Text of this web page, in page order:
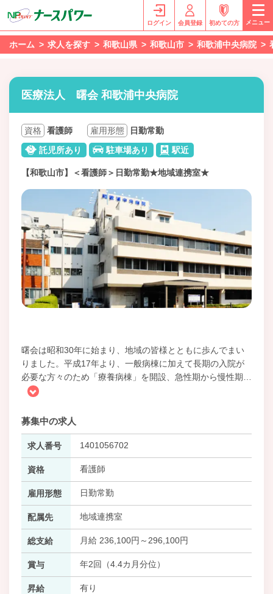
ログイン 会員登録 初めての方 メニュー
ホーム 求人を探す 和歌山県 和歌山市 和歌浦中央病院
医療法人 曙会 和歌浦中央病院
資格 看護師 雇用形態
日勤常勤
託児所あり
駐車場あり 駅近
【和歌山市】＜看護師＞日勤常勤★地域連携室★
曙会は昭和30年に始まり、地域の皆様とともに歩んでまい
りました。平成17年より、一般病棟に加えて長期の入院が
必要な方々のため「療養病棟」を開設、急性期から慢性期
募集中の求人
求人番号 1401056702
資格 看護師
雇用形態 日勤常勤
配属先 地域連携室
総支給 月給 236,100円～296,100円
賞与 年2回（4.4カ月分位）
昇給 有り